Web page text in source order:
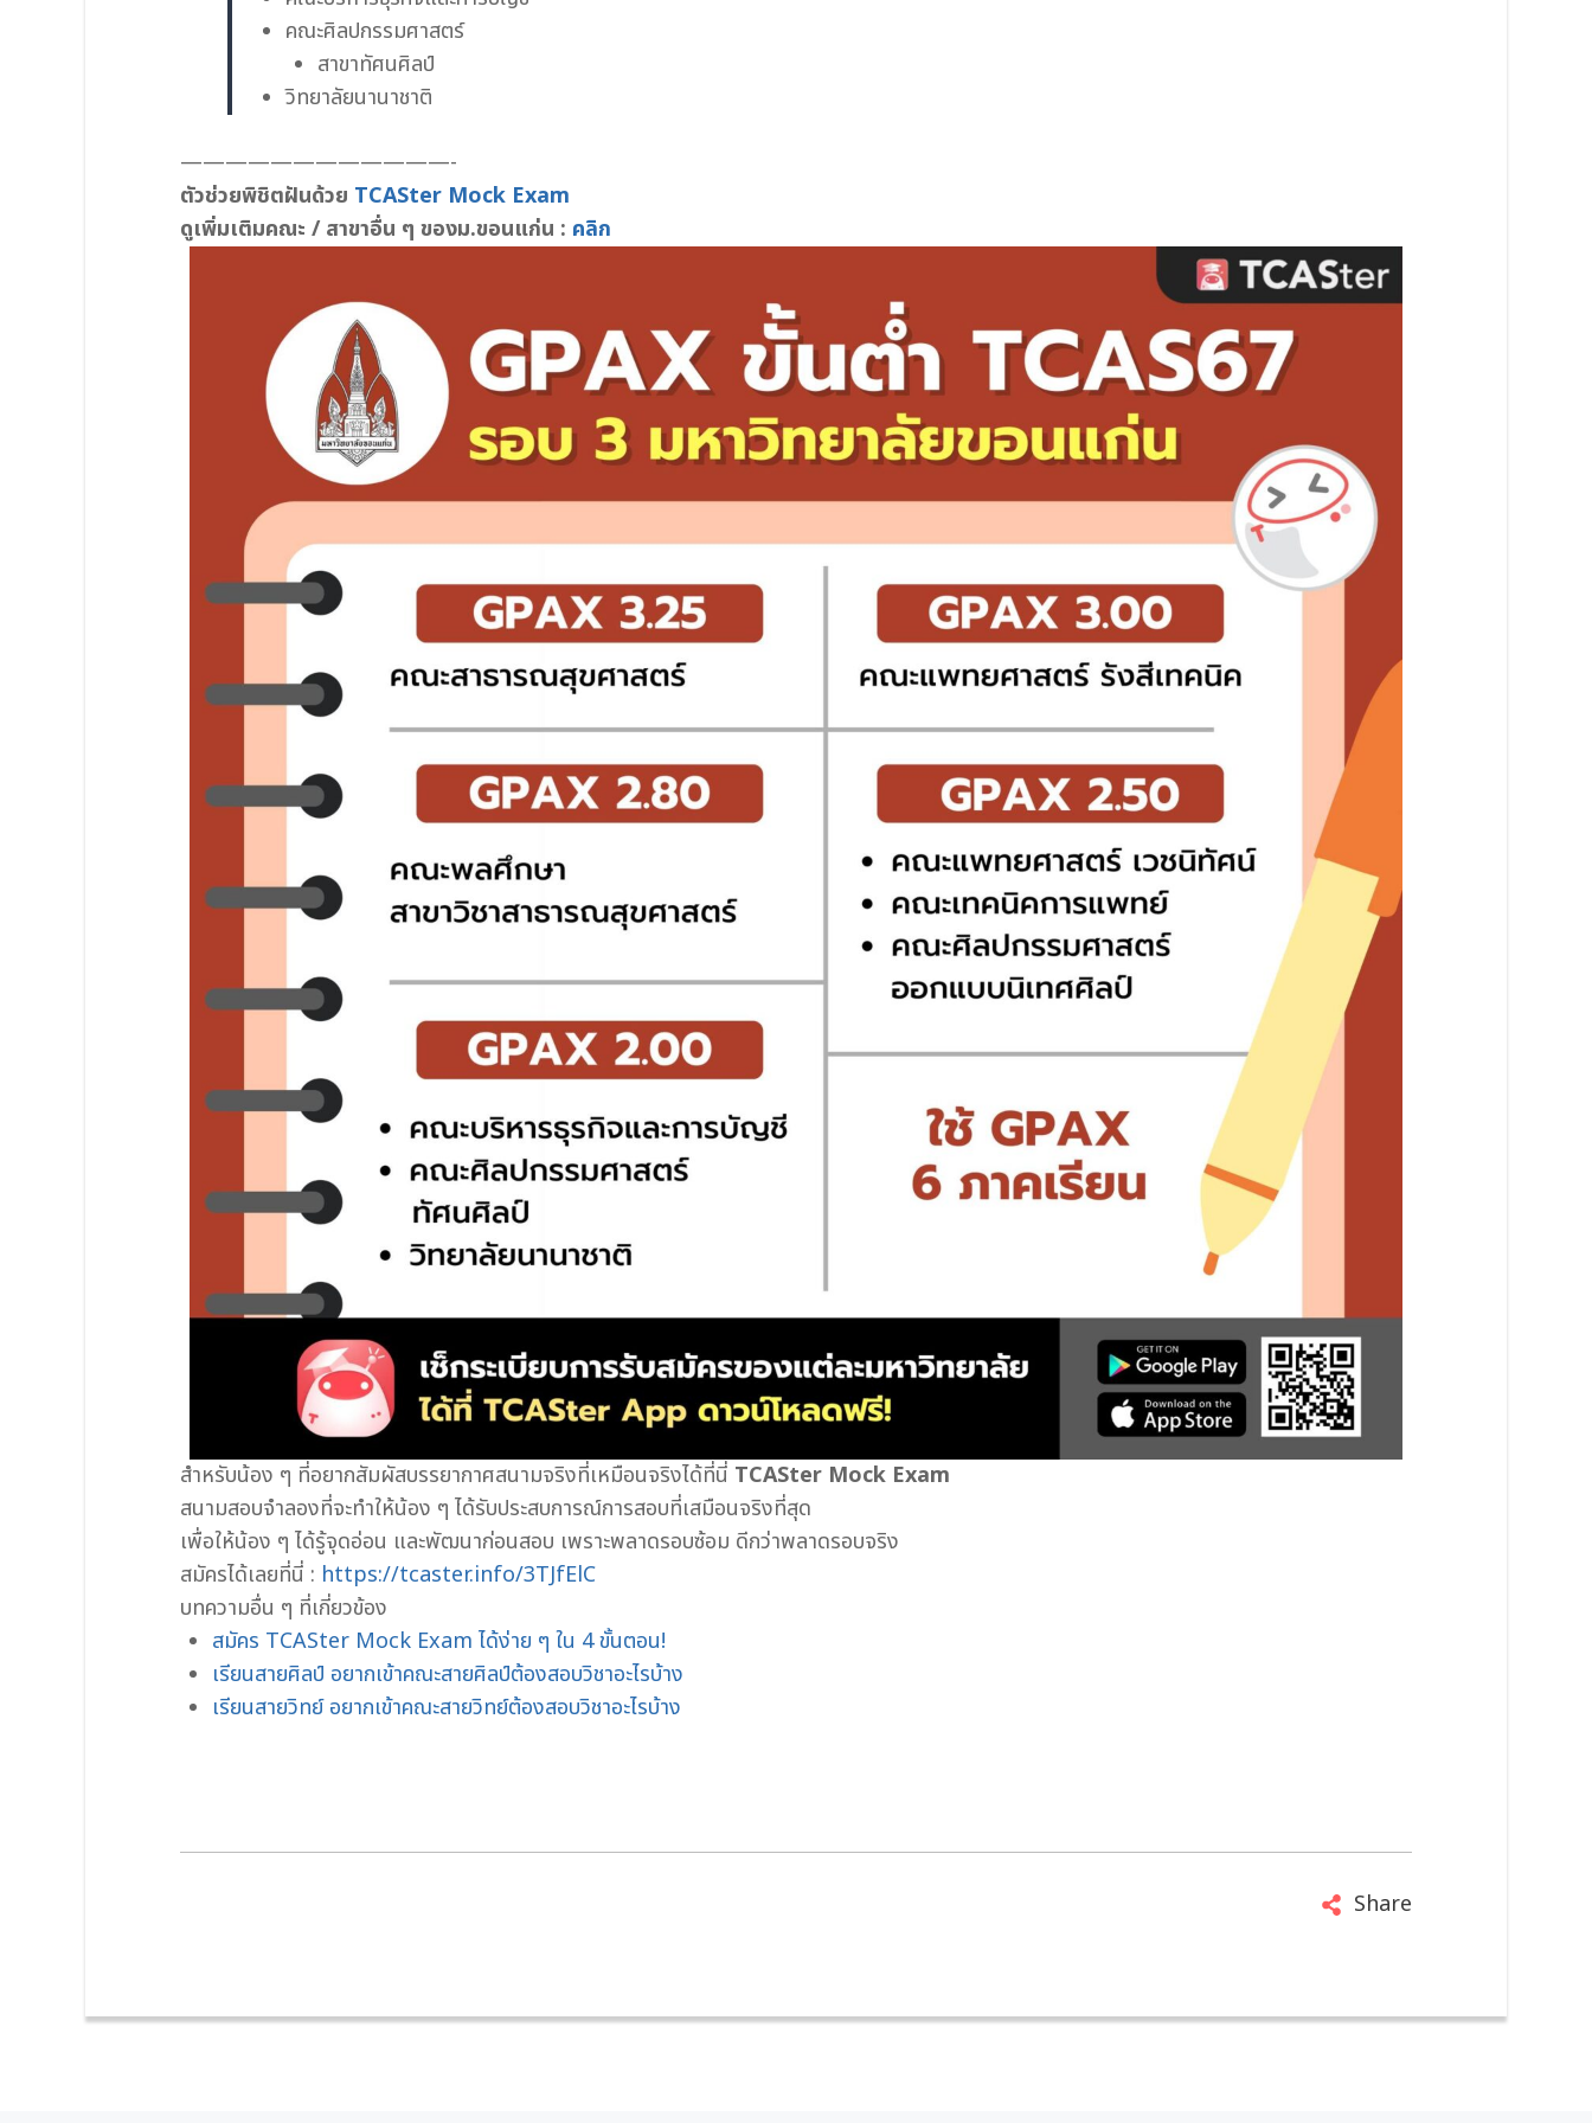
คณะศิลปกรรมศาสตร์
สาขาทัศนศิลป์
วิทยาลัยนานาชาติ
————————————-
ตัวช่วยพิชิตฝันด้วย TCASter Mock Exam
ดูเพิ่มเติมคณะ / สาขาอื่น ๆ ของม.ขอนแก่น : คลิก
สำหรับน้อง ๆ ที่อยากสัมผัสบรรยากาศสนามจริงที่เหมือนจริงได้ที่นี่ TCASter Mock Exam
สนามสอบจำลองที่จะทำให้น้อง ๆ ได้รับประสบการณ์การสอบที่เสมือนจริงที่สุด
เพื่อให้น้อง ๆ ได้รู้จุดอ่อน และพัฒนาก่อนสอบ เพราะพลาดรอบซ้อม ดีกว่าพลาดรอบจริง
สมัครได้เลยที่นี่ : https://tcaster.info/3TJfElC
บทความอื่น ๆ ที่เกี่ยวข้อง
สมัคร TCASter Mock Exam ได้ง่าย ๆ ใน 4 ขั้นตอน!
เรียนสายศิลป์ อยากเข้าคณะสายศิลป์ต้องสอบวิชาอะไรบ้าง
เรียนสายวิทย์ อยากเข้าคณะสายวิทย์ต้องสอบวิชาอะไรบ้าง
Share